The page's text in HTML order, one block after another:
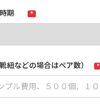
時期 *
紐などの場合はペア数） *